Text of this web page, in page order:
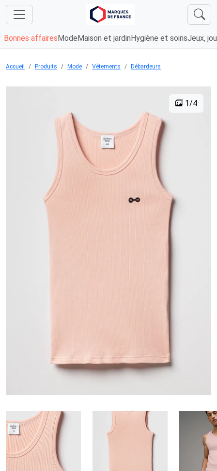
Bonnes affaires Mode Maison et jardin Hygiène et soinsJeux,
Accueil Produits Mode Vêtements Débardeurs
1/4